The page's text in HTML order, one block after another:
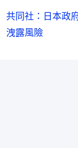
共同社：日本政
洩露風險